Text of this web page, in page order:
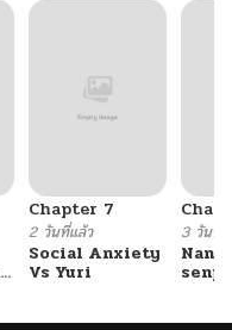
Chapter 7
2 วันที่แล้ว
Social Anxiety
Vs Yuri
3 วันที่